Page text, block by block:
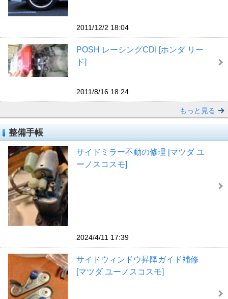
2011/12/2 18:04
POSH レーシングCDI [ホンダ リー
ド]
2011/8/16 18:24
もっと見る
整備手帳
サイドミラー不動の修理 [マツダ ユ
ーノスコスモ]
2024/4/11 17:39
サイドウィンドウ昇降ガイド補修
[マツダ ユーノスコスモ]